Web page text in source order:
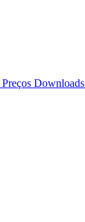
Preços Downloads